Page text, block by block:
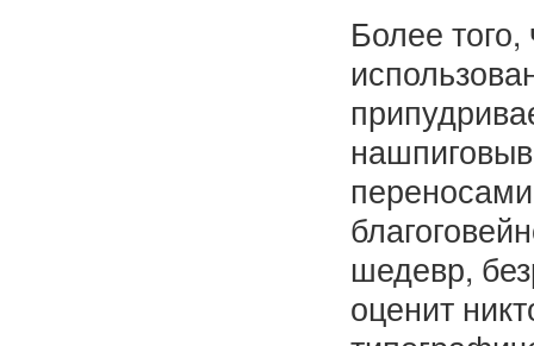
Более
шедевр,
оценит